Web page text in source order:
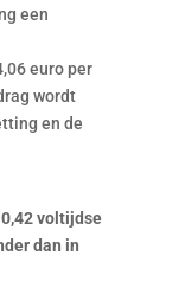
een
euro per
wordt
en de
0,42 voltijdse
dan in